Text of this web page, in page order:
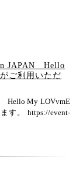
JAPAN Hello
ご利用いただ
Hello My LOVvmE
す。 https://event-